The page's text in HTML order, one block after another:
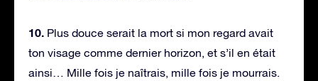
10. Plus douce serait la mort si mon regard avait
ton visage comme dernier horizon, et s’il en était
ainsi… Mille fois je naîtrais, mille fois je mourrais.